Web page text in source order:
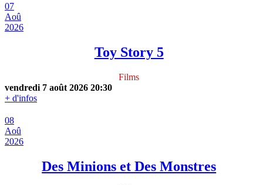
07
Aoû
2026
Toy Story 5
Films
vendredi 7 août 2026 20:30
+ d'infos
08
Aoû
2026
Des Minions et Des Monstres